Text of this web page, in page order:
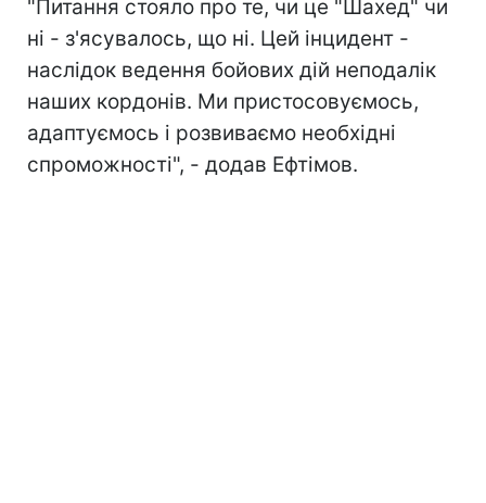
"Питання стояло про те, чи це "Шахед" чи
ні - з'ясувалось, що ні. Цей інцидент -
наслідок ведення бойових дій неподалік
наших кордонів. Ми пристосовуємось,
адаптуємось і розвиваємо необхідні
спроможності", - додав Ефтімов.